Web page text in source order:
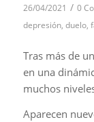
26/04/2021 / 0
depresión, duelo,
Tras más de
en una
muchos
Aparecen